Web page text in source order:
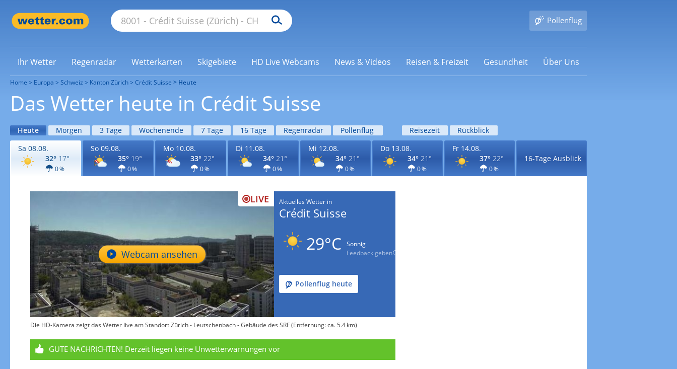
Pollenflug
Ihr Wetter Regenradar Wetterkarten Skigebiete HD Live Webcams News & Videos Reisen & Freizeit Gesundheit Über Uns
Home Europa Schweiz Kanton Zürich Crédit Suisse Heute
Das Wetter heute in Crédit Suisse
Heute Morgen 3 Tage Wochenende 7 Tage 16 Tage Regenradar Pollenflug Reisezeit
Rückblick
Sa 08.08.
32° 17°
0 %
So 09.08.
35° 19°
0 %
Mo 10.08.
33° 22°
0 %
Di 11.08.
34° 21°
0 %
Mi 12.08.
34° 21°
0 %
Do 13.08.
34° 21°
0 %
Fr 14.08.
37° 22°
0 %
16-Tage Ausblick
LIVE
Webcam ansehen
Aktuelles Wetter in
Crédit Suisse
29°C
Sonnig
Feedback geben
Pollenflug heute
Die HD-Kamera zeigt das Wetter live am Standort Zürich - Leutschenbach - Gebäude des SRF (Entfernung: ca. 5.4 km)
GUTE NACHRICHTEN! Derzeit liegen keine Unwetterwarnungen vor